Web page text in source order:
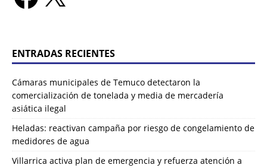
ENTRADAS RECIENTES
Cámaras municipales de Temuco detectaron la
comercialización de tonelada y media de mercadería
asiática ilegal
Heladas: reactivan campaña por riesgo de congelamiento de
medidores de agua
Villarrica activa plan de emergencia y refuerza atención a